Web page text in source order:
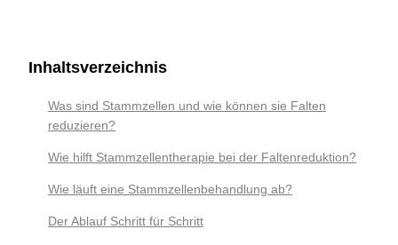
Inhaltsverzeichnis
Was sind Stammzellen und wie können sie Falten
reduzieren?
Wie hilft Stammzellentherapie bei der Faltenreduktion?
Wie läuft eine Stammzellenbehandlung ab?
Der Ablauf Schritt für Schritt